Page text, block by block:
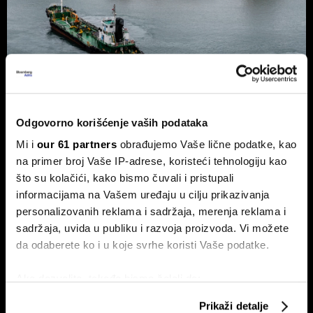
Odgovorno korišćenje vaših podataka
Mi i our 61 partners obrađujemo Vaše lične podatke, kao
na primer broj Vaše IP-adrese, koristeći tehnologiju kao
što su kolačići, kako bismo čuvali i pristupali
informacijama na Vašem uređaju u cilju prikazivanja
personalizovanih reklama i sadržaja, merenja reklama i
sadržaja, uvida u publiku i razvoja proizvoda. Vi možete
da odaberete ko i u koje svrhe koristi Vaše podatke.
Prikaži detalje
Nafta ponovo raste nakon Trumpove
Cene nafte porasle su nakon najvećeg dnevnog pada u
poslednjih nedelju dana, pošto je predsednik SAD Donald
Trump izjavio da je Teheranu ponudio 'poslednju priliku' za
dogovor, očekujući da će Ormuski moreuz uskoro biti
potpuno otvoren za plovidbu.